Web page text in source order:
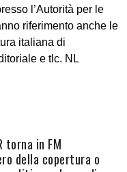
l’Autorità per le
riferimento anche le
italiana di
e tlc. NL
torna in FM
della copertura o